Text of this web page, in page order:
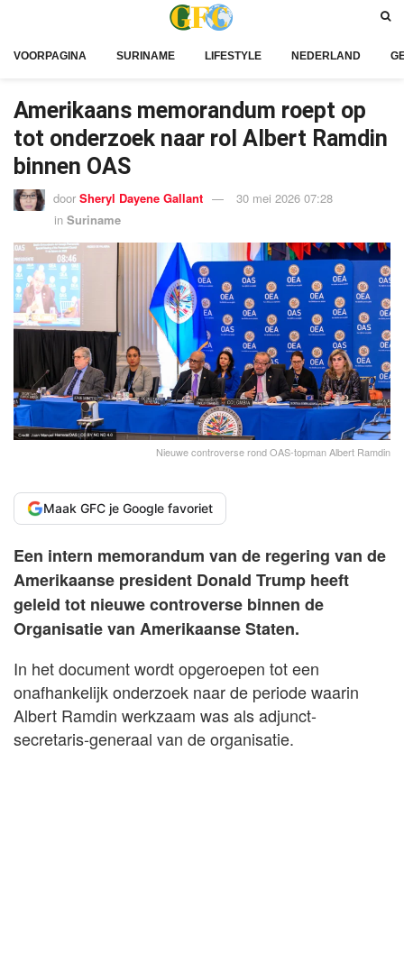
VOORPAGINA SURINAME LIFESTYLE NEDERLAND
Amerikaans memorandum roept op
tot onderzoek naar rol Albert Ramdin
binnen OAS
door Sheryl Dayene Gallant
30 mei 2026 07:28
in Suriname
Nieuwe controverse rond OAS-topman Albert Ramdin
Maak GFC je Google favoriet
Een intern memorandum van de regering van de
Amerikaanse president Donald Trump heeft
geleid tot nieuwe controverse binnen de
Organisatie van Amerikaanse Staten.
In het document wordt opgeroepen tot een
onafhankelijk onderzoek naar de periode waarin
Albert Ramdin werkzaam was als adjunct-
secretaris-generaal van de organisatie.